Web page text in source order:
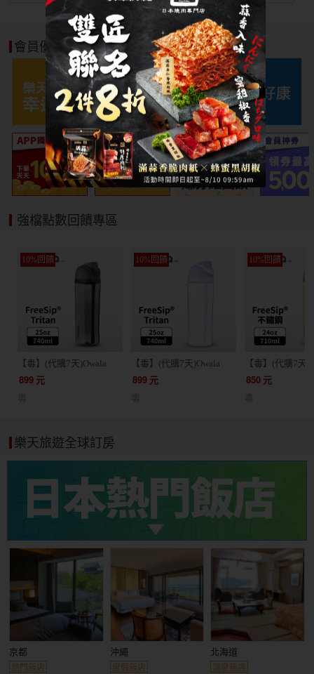
會員優惠好康
強檔點數回饋專區
【毒】(代購7天)Owala
Freesip Tritan彈蓋+可拆式
899 元
【毒】(代購7天)Owala
Freesip Tritan彈蓋+可拆式
899 元
【毒】(代購7天
FreeSip三層不
850 元
樂天旅遊全球訂房
京都
熱門飯店
沖繩
度假飯店
北海道
溫泉飯店